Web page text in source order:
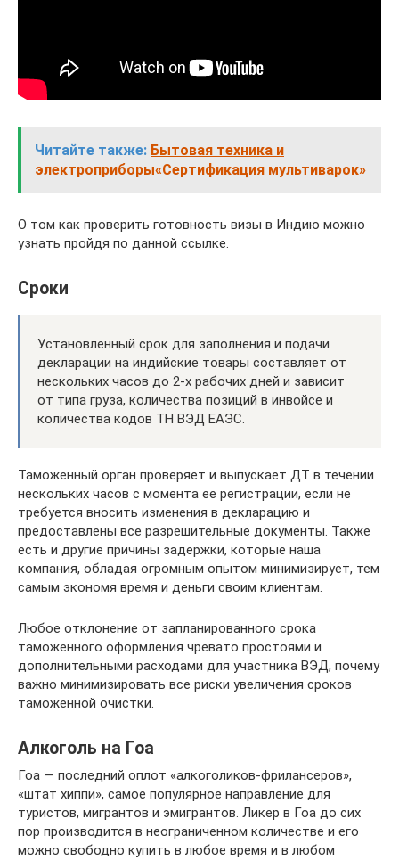
Читайте также: Бытовая техника и
электроприборы«Сертификация мультиварок»
О том как проверить готовность визы в Индию можно
узнать пройдя по данной ссылке.
Сроки
Установленный срок для заполнения и подачи
декларации на индийские товары составляет от
нескольких часов до 2-х рабочих дней и зависит
от типа груза, количества позиций в инвойсе и
количества кодов ТН ВЭД ЕАЭС.
Таможенный орган проверяет и выпускает ДТ в течении
нескольких часов с момента ее регистрации, если не
требуется вносить изменения в декларацию и
предоставлены все разрешительные документы. Также
есть и другие причины задержки, которые наша
компания, обладая огромным опытом минимизирует, тем
самым экономя время и деньги своим клиентам.
Любое отклонение от запланированного срока
таможенного оформления чревато простоями и
дополнительными расходами для участника ВЭД, почему
важно минимизировать все риски увеличения сроков
таможенной очистки.
Алкоголь на Гоа
Гоа — последний оплот «алкоголиков-фрилансеров»,
«штат хиппи», самое популярное направление для
туристов, мигрантов и эмигрантов. Ликер в Гоа до сих
пор производится в неограниченном количестве и его
можно свободно купить в любое время и в любом